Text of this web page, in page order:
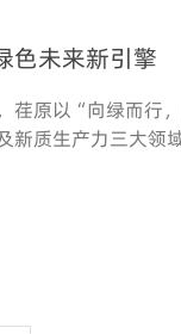
色未来新引擎
荏原以“向绿而行
质生产力三大领